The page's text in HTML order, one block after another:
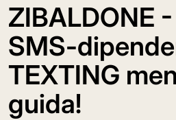
ZIBALDONE
SMS-
TEXTING
guida!